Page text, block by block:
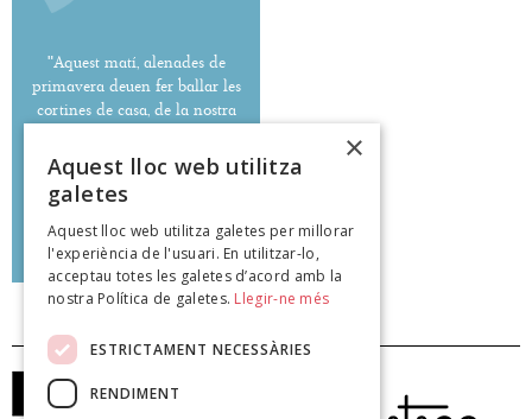
"Aquest matí, alenades de
primavera deuen fer ballar les
cortines de casa, de la nostra
Nisrín Akram Khouri
poeteca.cat
×
Aquest lloc web utilitza
galetes
Aquest lloc web utilitza galetes per millorar
l'experiència de l'usuari. En utilitzar-lo,
acceptau totes les galetes d’acord amb la
nostra Política de galetes. Llegir-ne més
ESTRICTAMENT NECESSÀRIES
RENDIMENT